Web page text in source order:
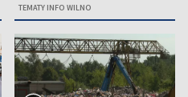
TEMATY INFO WILNO